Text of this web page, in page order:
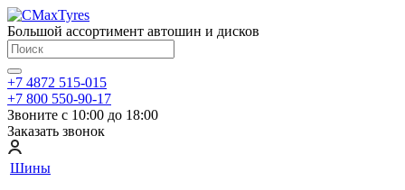
Большой ассортимент автошин и дисков
+7 4872 515-015
+7 800 550-90-17
Звоните с 10:00 до 18:00
Заказать звонок
Шины